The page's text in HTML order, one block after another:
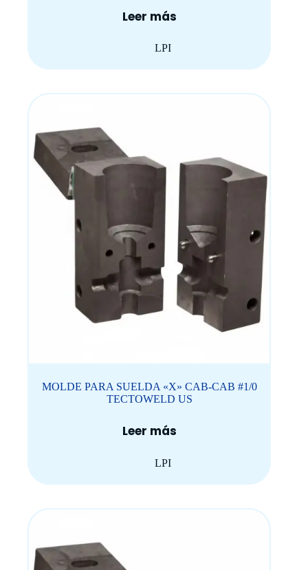
Leer más
LPI
MOLDE PARA SUELDA «X» CAB-CAB #1/0
TECTOWELD US
Leer más
LPI